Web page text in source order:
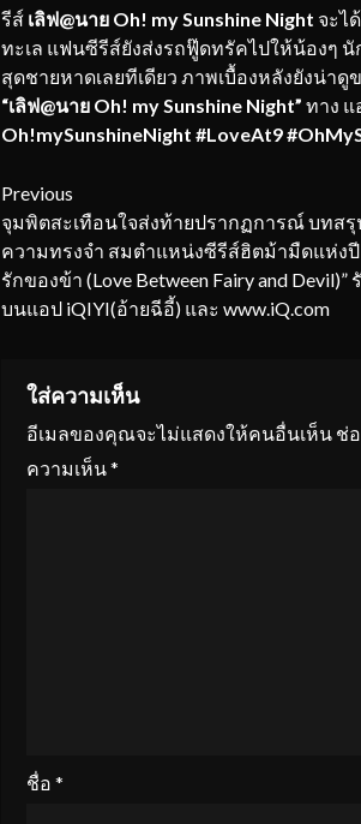
รีส์เลิฟ@นาย Oh! my Sunshine Night จะไ
ทะเล แฟนซีรีส์ยังส่งรถฟู๊ดทรัคไปให้น้องๆ นั
สุดชายหาดเลยทีเดียว ภาพเบื้องหลังยังน่า
“เลิฟ@นาย Oh! my Sunshine Night” ทาง
Oh!mySunshineNight #LoveAt9
Continue
Reading
Previous
จุมพิตสะเทือนใจส่งท้ายปรากฏการณ์ บทสรุ
ความทรงจำ สมตำแหน่งซีรีส์ฮิตม้ามืดแห่งปี
รักของข้า (Love Between Fairy and Devil)”
บนแอป iQIYI(อ้ายฉีอี้) และ www.iQ.com
ใส่ความเห็น
อีเมลของคุณจะไม่แสดงให้คนอื่นเห็น ช่
ความเห็น*
ชื่อ *